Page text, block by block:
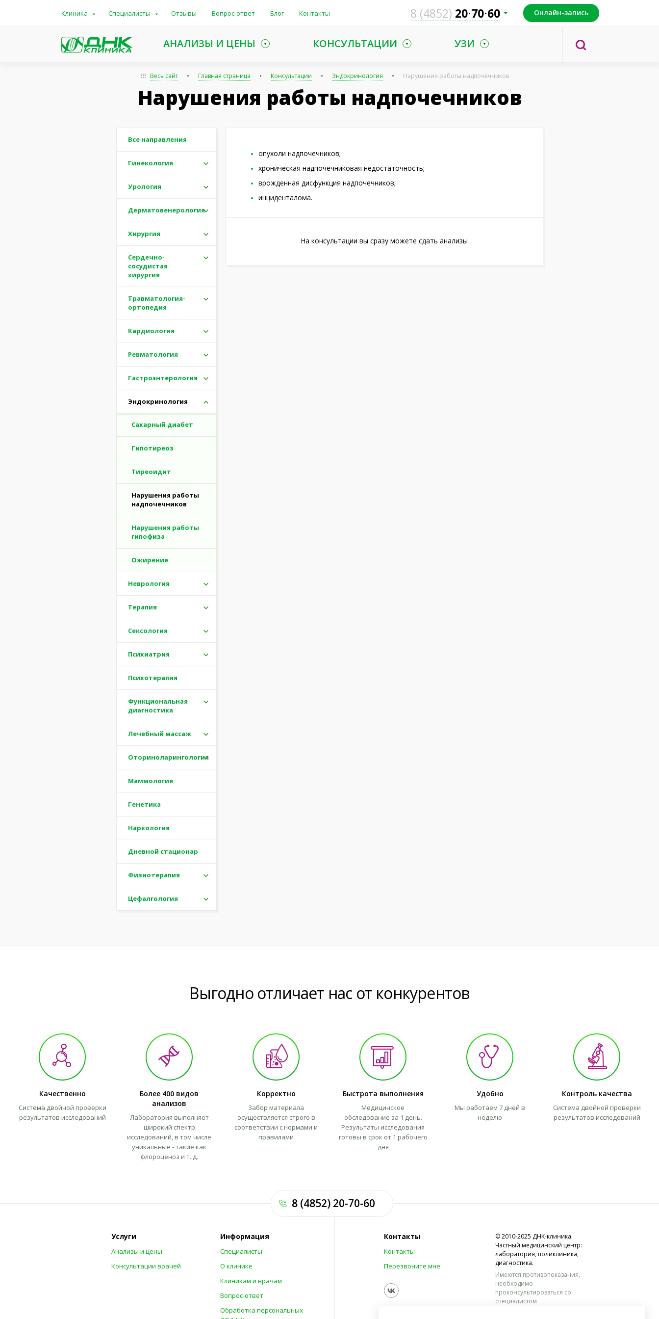
Клиника Специалисты Отзывы Вопрос-ответ Блог Контакты Онлайн-запись
8 (4852) 20 70 60
АНАЛИЗЫ И ЦЕНЫ КОНСУЛЬТАЦИИ УЗИ
Весь сайт Главная страница Консультации Эндокринология Нарушения работы надпочечников
Нарушения работы надпочечников
опухоли надпочечников;
хроническая надпочечниковая недостаточность;
врожденная дисфункция надпочечников;
инциденталома.
На консультации вы сразу можете сдать анализы
Все направления
Гинекология
Урология
Дерматовенерология
Хирургия
Сердечно-
сосудистая
хирургия
Травматология-
ортопедия
Кардиология
Ревматология
Гастроэнтерология
Эндокринология
Сахарный диабет
Гипотиреоз
Тиреоидит
Нарушения работы
надпочечников
Нарушения работы
гипофиза
Ожирение
Неврология
Терапия
Сексология
Психиатрия
Психотерапия
Функциональная
диагностика
Лечебный массаж
Оториноларингология
Маммология
Генетика
Наркология
Дневной стационар
Физиотерапия
Цефалгология
Выгодно отличает нас от конкурентов
Качественно
Система двойной проверки
результатов исследований
Более 400 видов
анализов
Лаборатория выполняет
широкий спектр
исследований, в том числе
уникальные - такие как
флороценоз и т. д.
Корректно
Забор материала
осуществляется строго в
соответствии с нормами и
правилами
Быстрота выполнения
Медицинское
обследование за 1 день.
Результаты исследования
готовы в срок от 1 рабочего
дня
Удобно
Мы работаем 7 дней в
неделю
Контроль качества
Система двойной проверки
результатов исследований
Услуги
Анализы и цены
Консультации врачей
Информация
Специалисты
О клинике
Клиникам и врачам
Вопрос-ответ
Обработка персональных
Контакты
Контакты
Перезвоните мне
© 2010-2025 ДНK-клиника.
Частный медицинский центр:
лаборатория, поликлиника,
диагностика.
Имеются противопоказания,
необходимо
проконсультироваться со
специалистом
8 (4852) 20-70-60